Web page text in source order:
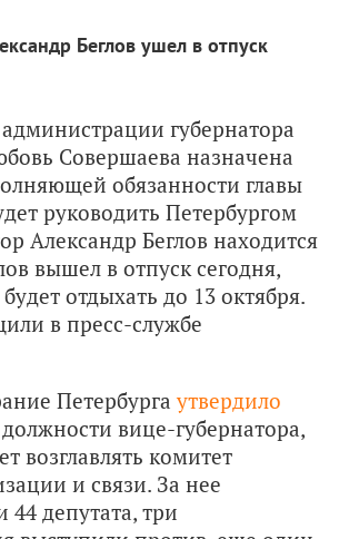
Беглов ушел в отпуск
губернатора
Совершаева назначена
обязанности главы
руководить Петербургом
Александр Беглов находится
вышел в отпуск сегодня,
отдыхать до 13 октября.
в пресс-службе
Петербургаутвердило
вице-губернатора,
возглавлять комитет
и связи. За нее
44 депутата, три